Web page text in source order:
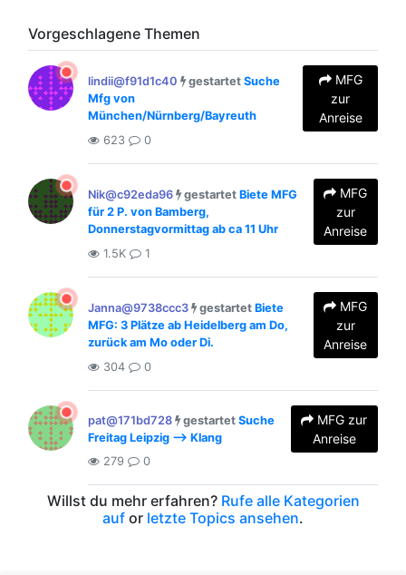
Vorgeschlagene Themen
lindii@f91d1c40 gestartet Suche
Mfg von
München/Nürnberg/Bayreuth
MFG
zur
Anreise
623 0
Nik@c92eda96 gestartet Biete MFG
für 2 P. von Bamberg,
Donnerstagvormittag ab ca 11 Uhr
MFG
zur
Anreise
1.5K 1
Janna@9738ccc3 gestartet Biete
MFG: 3 Plätze ab Heidelberg am Do,
zurück am Mo oder Di.
MFG
zur
Anreise
304 0
pat@171bd728 gestartet Suche
Freitag Leipzig --> Klang
MFG zur
Anreise
279 0
Willst du mehr erfahren? Rufe alle Kategorien
auf or letzte Topics ansehen.